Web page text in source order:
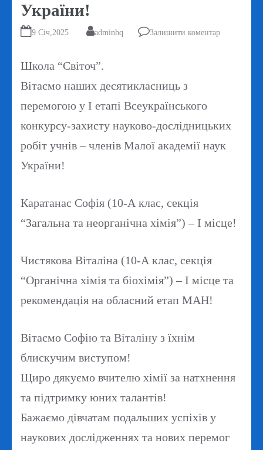
України!
9 Січ,2025 adminhq Залишити коментар
Школа “Світоч”.
Вітаємо наших десятикласниць з
перемогою у І етапі Всеукраїнського
конкурсу-захисту науково-дослідницьких
робіт учнів – членів Малої академії наук
України!
Каратанас Софія (10-А клас, секція
“Загальна та неорганічна хімія”) – І місце!
Чистякова Віталіна (10-А клас, секція
“Органічна хімія та біохімія”) – І місце та
рекомендація на обласний етап МАН!
Вітаємо Софію та Віталіну з їхнім
блискучим виступом!
Щиро дякуємо вчителю хімії за натхнення
та підтримку юних талантів!
Бажаємо дівчатам подальших успіхів у
наукових дослідженнях та нових перемог